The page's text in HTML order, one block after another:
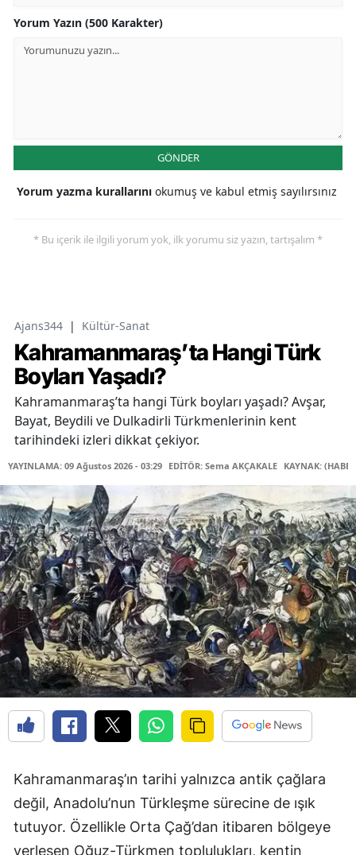
Yorum Yazın (500 Karakter)
GÖNDER
Yorum yazma kurallarını okumuş ve kabul etmiş sayılırsınız
* Bu içerik ile ilgili yorum yok, ilk yorumu siz yazın, tartışalım *
Ajans344 | Kültür-Sanat
Kahramanmaraş’ta Hangi Türk
Boyları Yaşadı?
Kahramanmaraş’ta hangi Türk boyları yaşadı? Avşar,
Bayat, Beydili ve Dulkadirli Türkmenlerinin kent
tarihindeki izleri dikkat çekiyor.
YAYINLAMA: 09 Ağustos 2026 - 03:29 EDİTÖR: Sema AKÇAKALE KAYNAK:
Kahramanmaraş’ın tarihi yalnızca antik çağlara
değil, Anadolu’nun Türkleşme sürecine de ışık
tutuyor. Özellikle Orta Çağ’dan itibaren bölgeye
yerleşen Oğuz-Türkmen toplulukları, kentin